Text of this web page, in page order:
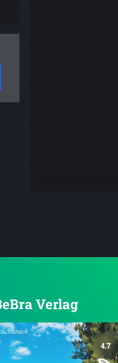
Verlag
4.7